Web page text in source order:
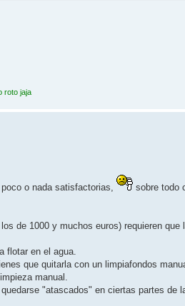
roto jaja
o nada satisfactorias,
sobre todo
de 1000 y muchos euros) requieren
flotar en el agua.
que quitarla con un limpiafondos
manual.
"atascados" en ciertas partes de